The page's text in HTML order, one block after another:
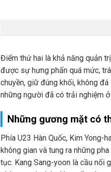
Điểm thứ hai là khả năng quản
được sự hưng phấn quá mức,
chuyền, giữ đúng khối, không
những người đã có trải nghiệm
Những gương mặt có
Phía U23 Hàn Quốc, Kim Yong-
không gian và tung ra những
tục. Kang Sang-yoon là cầu nối